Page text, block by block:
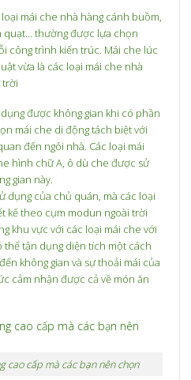
mái che nhà hàng cánh buồm,
quạt… thường được lựa chọn
công trình kiến trúc. Mái che lúc
vừa là các loại mái che nhà
trời
được không gian khi có phần
mái che di động tách biệt với
đến ngôi nhà. Các loại mái
hình chữ A, ô dù che được sử
gian này.
dụng của chủ quán, mà các loại
kế theo cụm modun ngoài trời
khu vực với các loại mái che với
thể tận dụng diện tích một cách
không gian và sự thoải mái của
cảm nhận được cả về món ăn
cao cấp mà các bạn nên chọn